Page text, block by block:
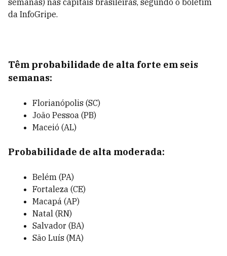
semanas) nas capitais brasileiras, segundo o boletim
da InfoGripe.
Têm probabilidade de alta forte em seis
semanas:
Florianópolis (SC)
João Pessoa (PB)
Maceió (AL)
Probabilidade de alta moderada:
Belém (PA)
Fortaleza (CE)
Macapá (AP)
Natal (RN)
Salvador (BA)
São Luís (MA)